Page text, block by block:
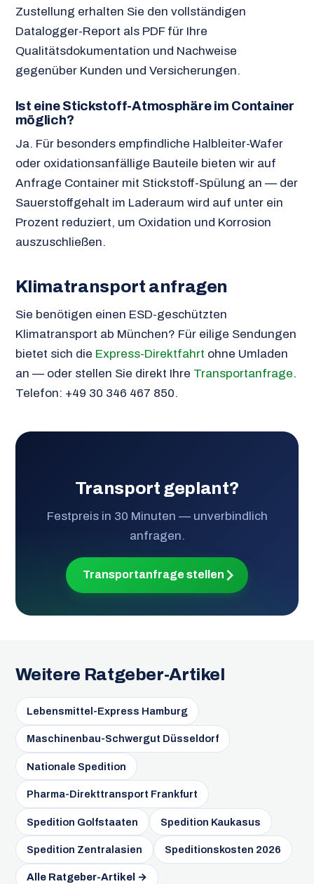
Zustellung erhalten Sie den vollständigen
Datalogger-Report als PDF für Ihre
Qualitätsdokumentation und Nachweise
gegenüber Kunden und Versicherungen.
Ist eine Stickstoff-Atmosphäre im Container
möglich?
Ja. Für besonders empfindliche Halbleiter-Wafer
oder oxidationsanfällige Bauteile bieten wir auf
Anfrage Container mit Stickstoff-Spülung an — der
Sauerstoffgehalt im Laderaum wird auf unter ein
Prozent reduziert, um Oxidation und Korrosion
auszuschließen.
Klimatransport anfragen
Sie benötigen einen ESD-geschützten
Klimatransport ab München? Für eilige Sendungen
bietet sich die Express-Direktfahrt ohne Umladen
an — oder stellen Sie direkt Ihre Transportanfrage.
Telefon: +49 30 346 467 850.
Transport geplant?
Festpreis in 30 Minuten — unverbindlich
anfragen.
Transportanfrage stellen
Weitere Ratgeber-Artikel
Lebensmittel-Express Hamburg
Maschinenbau-Schwergut Düsseldorf
Nationale Spedition
Pharma-Direkttransport Frankfurt
Spedition Golfstaaten Spedition Kaukasus
Spedition Zentralasien Speditionskosten 2026
Alle Ratgeber-Artikel →